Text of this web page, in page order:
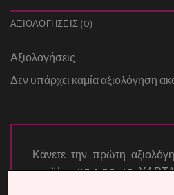
ΑΞΙΟΛΟΓΉΣΕΙΣ (0)
Αξιολογήσεις
Δεν υπάρχει καμία αξιολόγηση
Κάνετε την πρώτη
προϊόν: “POST-IT